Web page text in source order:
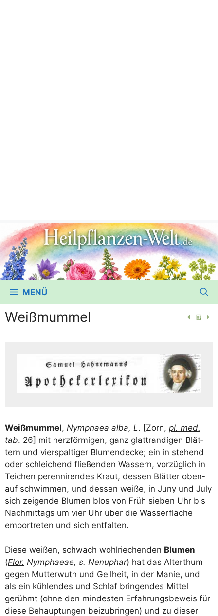
MENÜ
Weißmummel
Weiß­mum­mel, Nymphaea alba, L. [Zorn, pl. med.
tab. 26] mit herz­för­mi­gen, ganz glatt­ran­di­gen Blät­
tern und vier­spal­ti­ger Blu­men­de­cke; ein in ste­hend
oder schlei­chend flie­ßen­den Was­sern, vor­züg­lich in
Tei­chen peren­ni­ren­des Kraut, des­sen Blät­ter oben­
auf schwim­men, und des­sen wei­ße, in Juny und July
sich zei­gen­de Blu­men blos von Früh sie­ben Uhr bis
Nach­mit­tags um vier Uhr über die Was­ser­flä­che
emport­re­ten und sich entfalten.
Die­se wei­ßen, schwach wohl­rie­chen­den Blu­men
(Flor. Nymphaeae, s. Nen­u­phar) hat das Alter­thum
gegen Mut­ter­wuth und Geil­heit, in der Manie, und
als ein küh­len­des und Schlaf brin­gen­des Mit­tel
gerühmt (ohne den min­des­ten Erfah­rungs­be­weis für
die­se Behaup­tun­gen bei­zu­brin­gen) und zu die­ser